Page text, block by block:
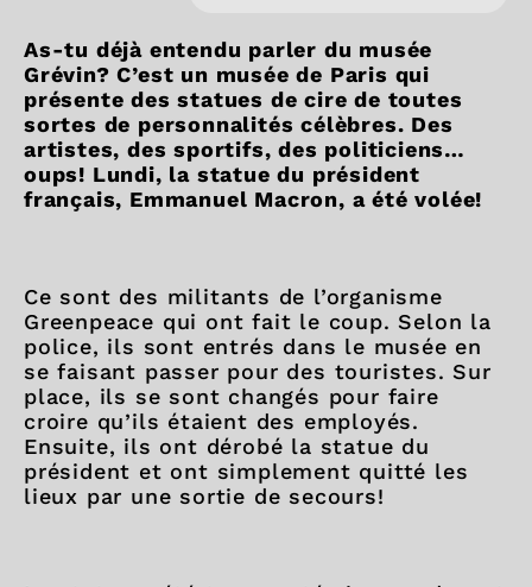
As-tu déjà entendu parler du musée
Grévin? C’est un musée de Paris qui
présente des statues de cire de toutes
sortes de personnalités célèbres. Des
artistes, des sportifs, des politiciens…
oups! Lundi, la statue du président
français, Emmanuel Macron, a été volée!
Ce sont des militants de l’organisme
Greenpeace qui ont fait le coup. Selon la
police, ils sont entrés dans le musée en
se faisant passer pour des touristes. Sur
place, ils se sont changés pour faire
croire qu’ils étaient des employés.
Ensuite, ils ont dérobé la statue du
président et ont simplement quitté les
lieux par une sortie de secours!